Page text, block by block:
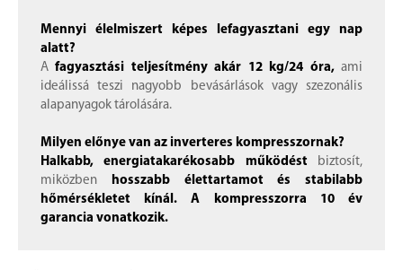
Mennyi élelmiszert képes lefagyasztani egy nap
alatt?
A fagyasztási teljesítmény akár 12 kg/24 óra,ami
ideálissá teszi nagyobb bevásárlások vagy szezonális
alapanyagok tárolására.
Milyen előnye van az inverteres kompresszornak?
Halkabb, energiatakarékosabb működést
biztosít,
miközben
hosszabb élettartamot és stabilabb
hőmérsékletet kínál. A kompresszorra 10 év
garancia vonatkozik.